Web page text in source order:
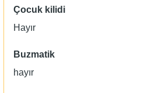
Çocuk kilidi
Hayır
Buzmatik
hayır